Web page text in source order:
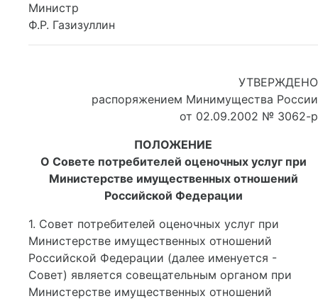
Министр
Ф.Р. Газизуллин
УТВЕРЖДЕНО
распоряжением Минимущества России
от 02.09.2002 № 3062-р
ПОЛОЖЕНИЕ
О Совете потребителей оценочных услуг при
Министерстве имущественных отношений
Российской Федерации
1. Совет потребителей оценочных услуг при
Министерстве имущественных отношений
Российской Федерации (далее именуется -
Совет) является совещательным органом при
Министерстве имущественных отношений